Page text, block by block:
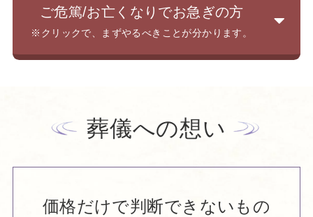
ご危篤/お亡くなりでお急ぎの方
※クリックで、まずやるべきことが分かります。
葬儀への想い
価格だけで判断できないもの